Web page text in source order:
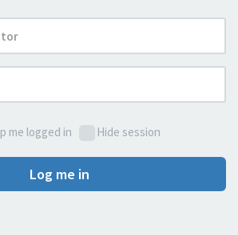
me logged in Hide session
Log me in